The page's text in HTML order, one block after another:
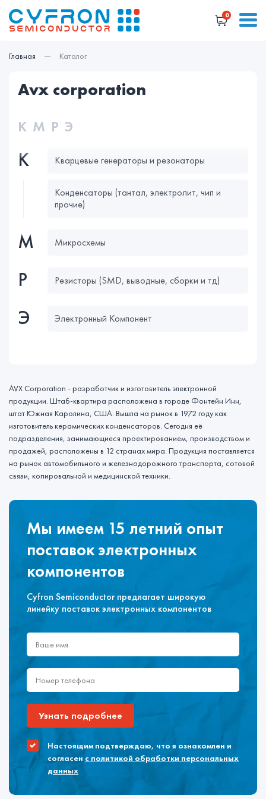
0
Главная Каталог
avx corporation
К М Р Э
К Кварцевые генераторы и резонаторы
Конденсаторы (тантал, электролит, чип и
прочие)
М Микросхемы
Р Резисторы (SMD, выводные, сборки и тд)
Э Электронный Компонент
AVX Corporation - разработчик и изготовитель электронной
продукции. Штаб-квартира расположена в городе Фонтейн Инн,
штат Южная Каролина, США. Вышла на рынок в 1972 году как
изготовитель керамических конденсаторов. Сегодня её
подразделения, занимающиеся проектированием, производством и
продажей, расположены в 12 странах мира. Продукция поставляется
на рынок автомобильного и железнодорожного транспорта, сотовой
связи, копировальной и медицинской техники.
Мы имеем 15 летний опыт
поставок электронных
компонентов
Cyfron Semiconductor предлагает широкую
линейку поставок электронных компонентов
Узнать подробнее
Настоящим подтверждаю, что я ознакомлен и
согласен с политикой обработки персональных
данных